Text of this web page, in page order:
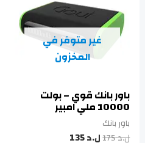
غير متوفر في
المخزون
باور بانك قوي – بولت
10000 ملي امبير
باور بانك
ل.د175 ل.د